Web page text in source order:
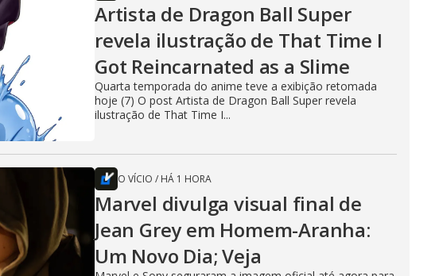
Artista de Dragon Ball Super
revela ilustração de That Time I
Got Reincarnated as a Slime
Quarta temporada do anime teve a exibição retomada
hoje (7) O post Artista de Dragon Ball Super revela
ilustração de That Time I...
O VÍCIO / HÁ 1 HORA
Marvel divulga visual final de
Jean Grey em Homem-Aranha:
Um Novo Dia; Veja